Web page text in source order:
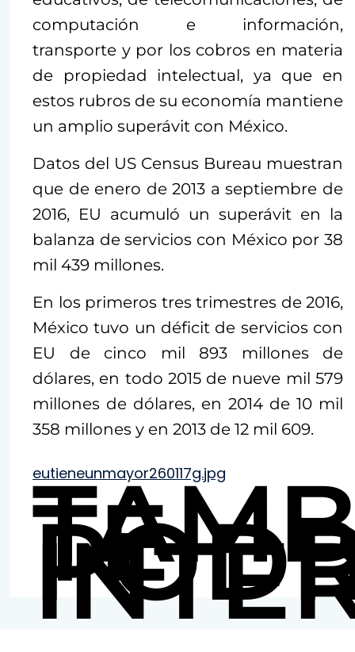
computación e información,
transporte y por los cobros en materia
de propiedad intelectual, ya que en
estos rubros de su economía mantiene
un amplio superávit con México.
Datos del US Census Bureau muestran
que de enero de 2013 a septiembre de
2016, EU acumuló un superávit en la
balanza de servicios con México por 38
mil 439 millones.
En los primeros tres trimestres de 2016,
México tuvo un déficit de servicios con
EU de cinco mil 893 millones de
dólares, en todo 2015 de nueve mil 579
millones de dólares, en 2014 de 10 mil
358 millones y en 2013 de 12 mil 609.
eutieneunmayor260117g.jpg
TE